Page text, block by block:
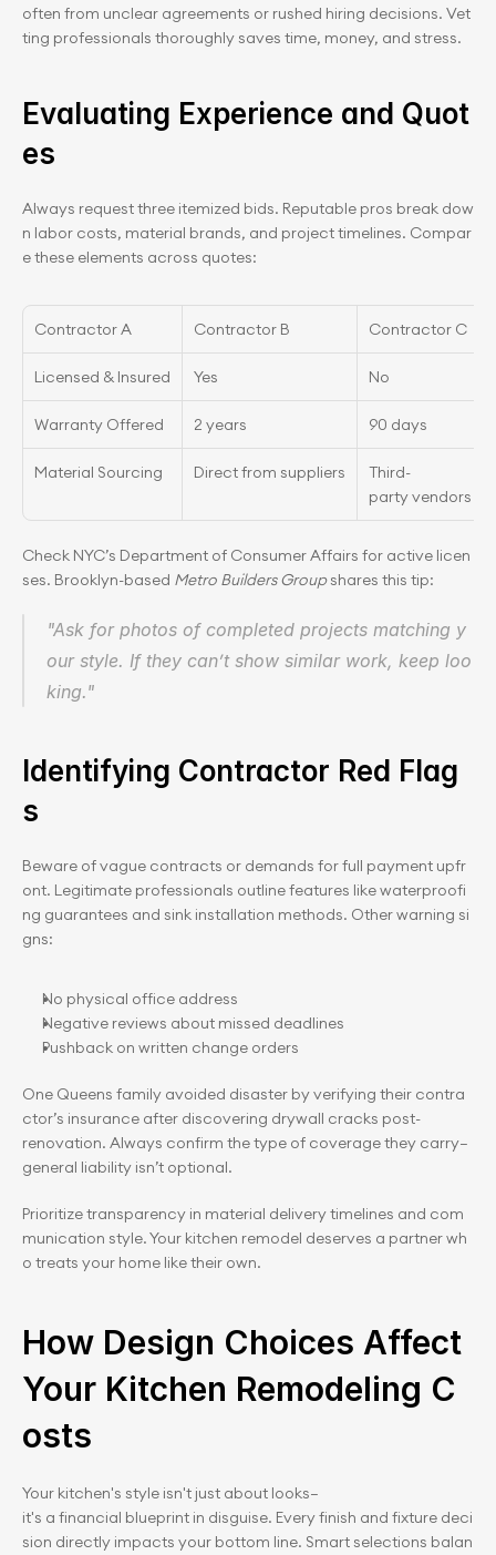
often from unclear agreements or rushed hiring decisions. Vet
ting professionals thoroughly saves time, money, and stress.
Evaluating Experience and Quot
es
Always request three itemized bids. Reputable pros break dow
n labor costs, material brands, and project timelines. Compar
e these elements across quotes:
Contractor A Contractor B Contractor C
Licensed & Insured Yes No
Warranty Offered 2 years 90 days
Material Sourcing Direct from suppliers
Third-
party vendors
Check NYC’s Department of Consumer Affairs for active licen
ses. Brooklyn-based Metro Builders Group shares this tip:
"Ask for photos of completed projects matching y
our style. If they can’t show similar work, keep loo
king."
Identifying Contractor Red Flag
s
Beware of vague contracts or demands for full payment upfr
ont. Legitimate professionals outline features like waterproofi
ng guarantees and sink installation methods. Other warning si
gns:
No physical office address
Negative reviews about missed deadlines
Pushback on written change orders
One Queens family avoided disaster by verifying their contra
ctor’s insurance after discovering drywall cracks post-
renovation. Always confirm the type of coverage they carry—
general liability isn’t optional.
Prioritize transparency in material delivery timelines and com
munication style. Your kitchen remodel deserves a partner wh
o treats your home like their own.
How Design Choices Affect
Your Kitchen Remodeling C
osts
Your kitchen's style isn't just about looks—
it's a financial blueprint in disguise. Every finish and fixture deci
sion directly impacts your bottom line. Smart selections balan